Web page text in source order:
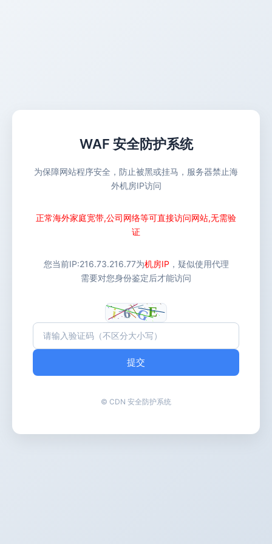
WAF 安全防护系统
为保障网站程序安全，防止被黑或挂马，服务器禁止海
外机房IP访问
正常海外家庭宽带,公司网络等可直接访问网站,无需验
证
您当前IP:216.73.216.77为机房IP ，疑似使用代理
需要对您身份鉴定后才能访问
提交
© CDN 安全防护系统